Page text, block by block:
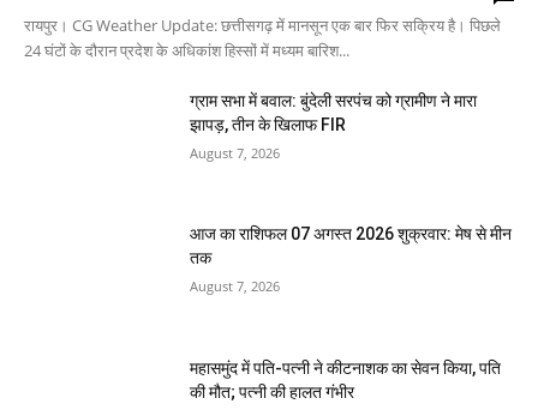
रायपुर। CG Weather Update: छत्तीसगढ़ में मानसून एक बार फिर सक्रिय है। पिछले
24 घंटों के दौरान प्रदेश के अधिकांश हिस्सों में मध्यम बारिश...
ग्राम सभा में बवाल: बुंदेली सरपंच को ग्रामीण ने मारा
झापड़, तीन के खिलाफ FIR
August 7, 2026
आज का राशिफल 07 अगस्त 2026 शुक्रवार: मेष से मीन
तक
August 7, 2026
महासमुंद में पति-पत्नी ने कीटनाशक का सेवन किया, पति
की मौत; पत्नी की हालत गंभीर